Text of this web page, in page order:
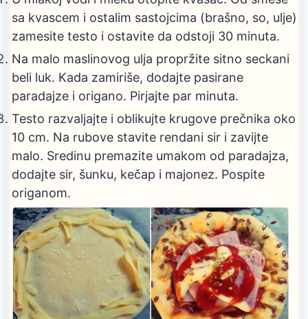
sa kvascem i ostalim sastojcima (brašno, so, ulje)
zamesite testo i ostavite da odstoji 30 minuta.
Na malo maslinovog ulja propržite sitno seckani
beli luk. Kada zamiriše, dodajte pasirane
paradajze i origano. Pirjajte par minuta.
Testo razvaljajte i oblikujte krugove prečnika oko
10 cm. Na rubove stavite rendani sir i zavijte
malo. Sredinu premazite umakom od paradajza,
dodajte sir, šunku, kečap i majonez. Pospite
origanom.